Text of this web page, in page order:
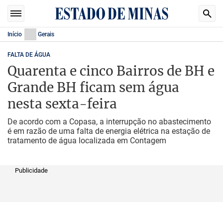
Início Gerais
FALTA DE ÁGUA
Quarenta e cinco Bairros de BH e
Grande BH ficam sem água
nesta sexta-feira
De acordo com a Copasa, a interrupção no abastecimento
é em razão de uma falta de energia elétrica na estação de
tratamento de água localizada em Contagem
Publicidade